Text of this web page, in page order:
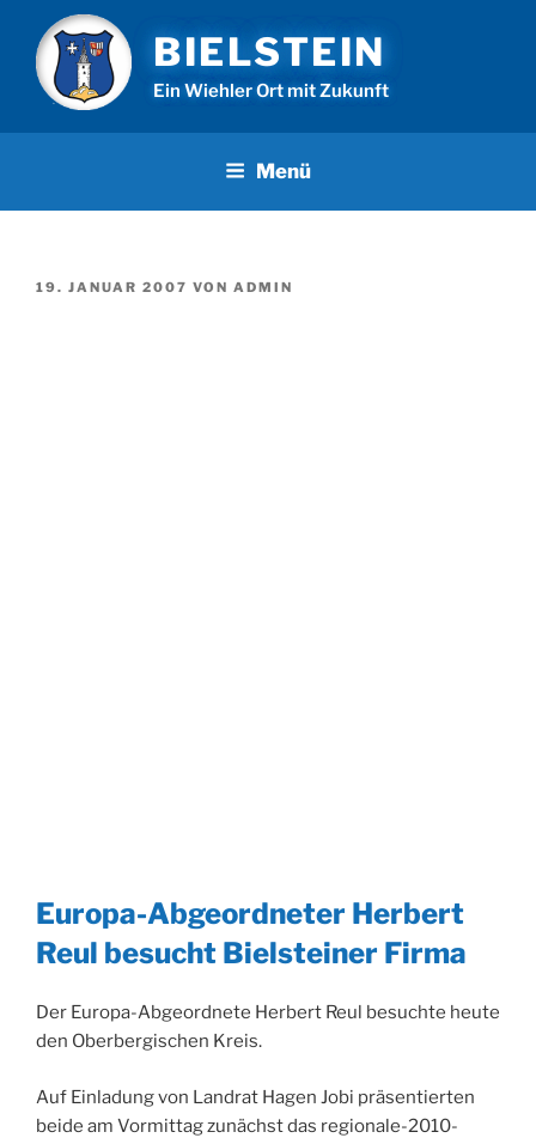
Inhalt
springen
BIELSTEIN
Ein Wiehler Ort mit Zukunft
Menü
VERÖFFENTLICHT
19. JANUAR 2007 VON ADMIN
Europa-Abgeordneter Herbert
Reul besucht Bielsteiner Firma
Der Europa-Abgeordnete Herbert Reul besuchte heute
den Oberbergischen Kreis.
Auf Einladung von Landrat Hagen Jobi präsentierten
beide am Vormittag zunächst das regionale-2010-